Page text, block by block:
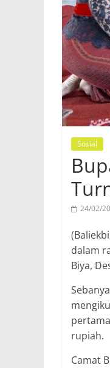
Sosial
24/02/
dalam
Biya,
rupiah.
Camat